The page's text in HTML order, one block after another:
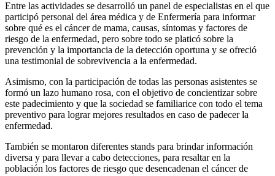
Entre las actividades se desarrolló un panel de especialistas en el que
participó personal del área médica y de Enfermería para informar
sobre qué es el cáncer de mama, causas, síntomas y factores de
riesgo de la enfermedad, pero sobre todo se platicó sobre la
prevención y la importancia de la detección oportuna y se ofreció
una testimonial de sobrevivencia a la enfermedad.
Asimismo, con la participación de todas las personas asistentes se
formó un lazo humano rosa, con el objetivo de concientizar sobre
este padecimiento y que la sociedad se familiarice con todo el tema
preventivo para lograr mejores resultados en caso de padecer la
enfermedad.
También se montaron diferentes stands para brindar información
diversa y para llevar a cabo detecciones, para resaltar en la
población los factores de riesgo que desencadenan el cáncer de